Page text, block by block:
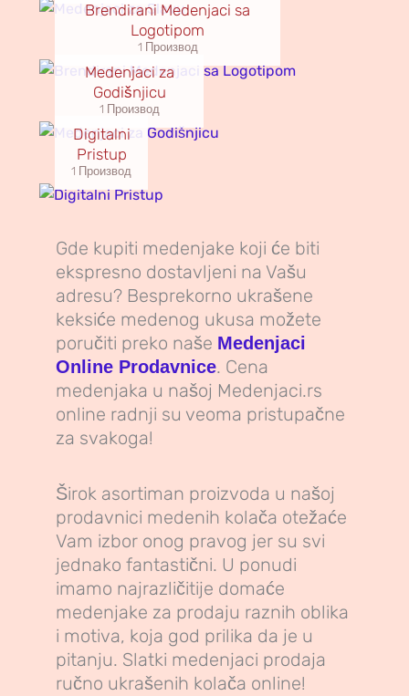
Brendirani Medenjaci sa
Logotipom
1 Производ
Medenjaci za
Godišnjicu
1 Производ
Digitalni
Pristup
1 Производ
Gde kupiti medenjake koji će biti
ekspresno dostavljeni na Vašu
adresu? Besprekorno ukrašene
keksiće medenog ukusa možete
poručiti preko naše Medenjaci
Online Prodavnice. Cena
medenjaka u našoj Medenjaci.rs
online radnji su veoma pristupačne
za svakoga!
Širok asortiman proizvoda u našoj
prodavnici medenih kolača otežaće
Vam izbor onog pravog jer su svi
jednako fantastični. U ponudi
imamo najrazličitije domaće
medenjake za prodaju raznih oblika
i motiva, koja god prilika da je u
pitanju. Slatki medenjaci prodaja
ručno ukrašenih kolača online!